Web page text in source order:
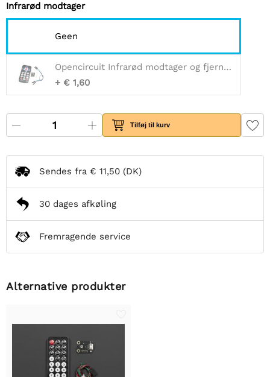
Infrarød modtager
Geen
Opencircuit Infrarød modtager og fjernbetjeningssæt
+ € 1,60
Tilføj til kurv
Sendes fra € 11,50 (DK)
30 dages afkøling
Fremragende service
Alternative produkter